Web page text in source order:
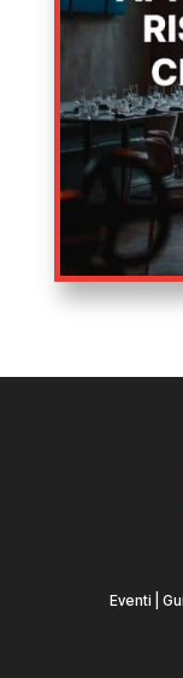
Eventi